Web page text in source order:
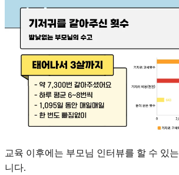
교육 이후에는 부모님 인터뷰를 할 수 있
니다.